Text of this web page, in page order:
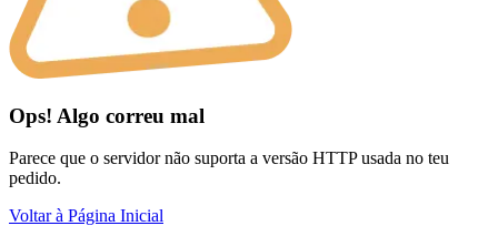
Ops! Algo correu mal
Parece que o servidor não suporta a versão HTTP usada no teu
pedido.
Voltar à Página Inicial